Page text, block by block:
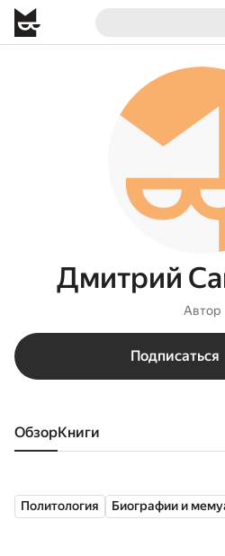
Дмитрий
Автор
Подписаться
Обзор книги
Политология Биографии и